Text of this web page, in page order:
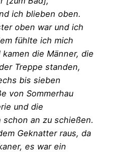
ich blieben oben.
oben war und ich
fühlte ich mich
die Männer, die
Treppe standen,
bis sieben
von Sommerhau
und die
an zu schießen.
Geknatter raus, da
es war ein